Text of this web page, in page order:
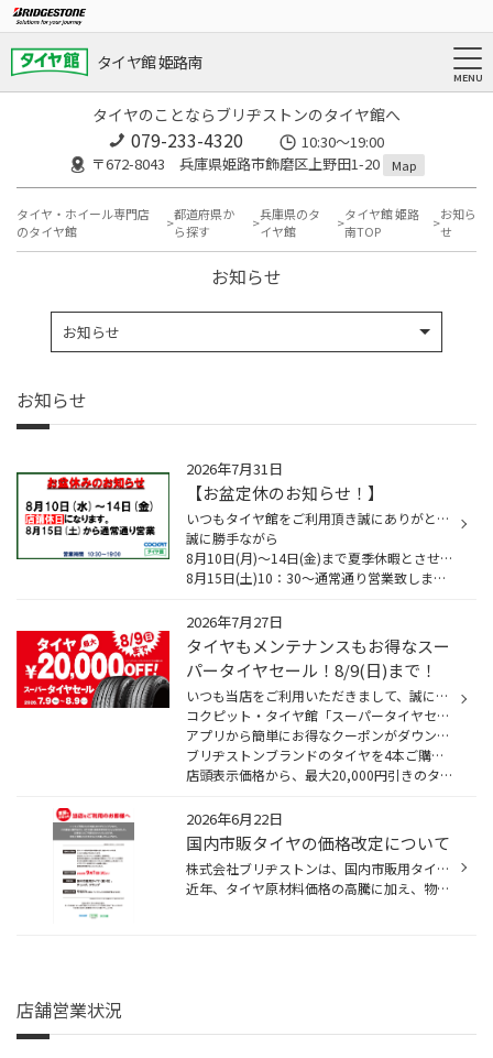
タイヤ館 姫路南
タイヤのことならブリヂストンのタイヤ館へ
079-233-4320
10:30～19:00
〒672-8043 兵庫県姫路市飾磨区上野田1-20
Map
タイヤ・ホイール専門店
のタイヤ館
都道府県か
ら探す
兵庫県のタ
イヤ館
タイヤ館 姫路
南TOP
お知ら
せ
お知らせ
お知らせ
お知らせ
2026年7月31日
【お盆定休のお知らせ！】
いつもタイヤ館をご利用頂き誠にありがとうございます！
誠に勝手ながら
8月10日(月)～14日(金)まで夏季休暇とさせて頂きます。
8月15日(土)10：30～通常通り営業致しますのでよろしくお願い致します。
2026年7月27日
タイヤもメンテナンスもお得なスー
パータイヤセール！8/9(日)まで！
いつも当店をご利用いただきまして、誠にありがとうございます
コクピット・タイヤ館「スーパータイヤセール」は8/9(日)までです！
アプリから簡単にお得なクーポンがダウンロードできます！
ブリヂストンブランドのタイヤを4本ご購入時、
店頭表示価格から、最大20,000円引きのタイヤクーポンだけ...
2026年6月22日
国内市販タイヤの価格改定について
株式会社ブリヂストンは、国内市販用タイヤのメーカー出荷価格の改定を決定いたしました。
近年、タイヤ原材料価格の高騰に加え、物流コストや人件費、エネルギー費などが上昇しています。当社では、サプライチェーンの効率化、生産性向上、販売体制の最適化による企業体質の改善など、ビジネスコス...
店舗営業状況